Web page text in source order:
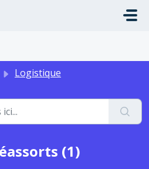
Logistique
(1)